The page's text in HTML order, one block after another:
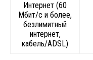
Интернет (60
Мбит/с и более,
безлимитный
интернет,
кабель/ADSL)